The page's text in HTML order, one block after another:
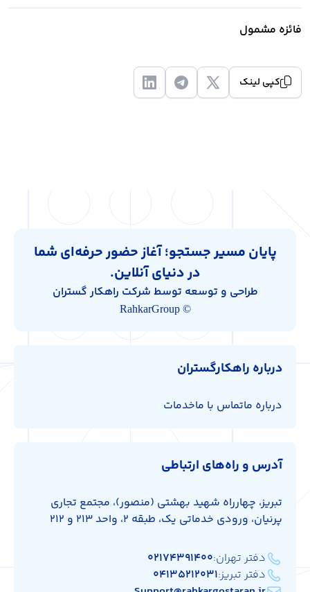
فائزه مشمول
کپی لینک
پایان مسیر جستجو؛ آغاز حضور حرفه‌ای شما
در دنیای آنلاین.
طراحی و توسعه توسط شرکت راهکار گستران
© RahkarGroup
درباره راهکارگستران
درباره ماتماس با ماخدمات
آدرس و راه‌های ارتباطی
تبریز، چهارراه شهید بهشتی (منصور)، مجتمع تجاری
پرنیان، ورودی خدماتی یک، طبقه 2، واحد 213 و 212
دفتر تهران:۰۲۱۷۴۳۹۱۴۰۰
دفتر تبریز:۰۴۱۳۵۲۱۲۰۳۱